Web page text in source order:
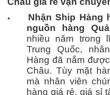
Nhận Ship Hàng
nguồn hàng
nhiều năm trong
Trung Quốc,
Hàng đã nắm
Châu. Tùy mặt
mà nhân viên
hàng giá rẻ, giá sỉ